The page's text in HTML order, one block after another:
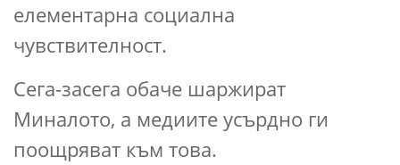
елементарна социална
чувствителност.
Сега-засега обаче шаржират
Миналото, а медиите усърдно ги
поощряват към това.